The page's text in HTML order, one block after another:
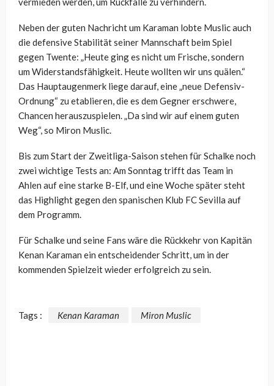
Neben der guten Nachricht um Karaman lobte Muslic auch
die defensive Stabilität seiner Mannschaft beim Spiel
gegen Twente: „Heute ging es nicht um Frische, sondern
um Widerstandsfähigkeit. Heute wollten wir uns quälen.“
Das Hauptaugenmerk liege darauf, eine „neue Defensiv-
Ordnung“ zu etablieren, die es dem Gegner erschwere,
Chancen herauszuspielen. „Da sind wir auf einem guten
Weg“, so Miron Muslic.
Bis zum Start der Zweitliga-Saison stehen für Schalke noch
zwei wichtige Tests an: Am Sonntag trifft das Team in
Ahlen auf eine starke B-Elf, und eine Woche später steht
das Highlight gegen den spanischen Klub FC Sevilla auf
dem Programm.
Für Schalke und seine Fans wäre die Rückkehr von Kapitän
Kenan Karaman ein entscheidender Schritt, um in der
kommenden Spielzeit wieder erfolgreich zu sein.
Tags : Kenan Karaman Miron Muslic